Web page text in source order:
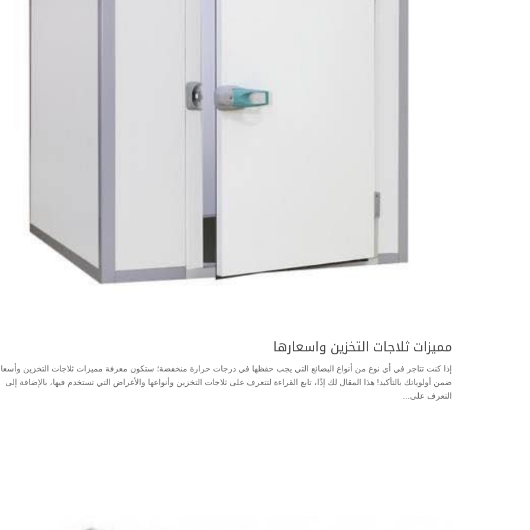
مميزات ثلاجات التخزين واسعارها
إذا كنت تتاجر في أي نوع من أنواع البضائع التي يجب حفظها في درجات حرارة منخفضة؛ ستكون معرفة مميزات ثلاجات التخزين
ضمن أولوياتك بالتأكيد! هذا المقال لك إذًا، تابع القراءة لتتعرف على ثلاجات التخزين وأنواعها والأغراض التي تستخدم فيها، بالإضافة إلى
التعرف على...